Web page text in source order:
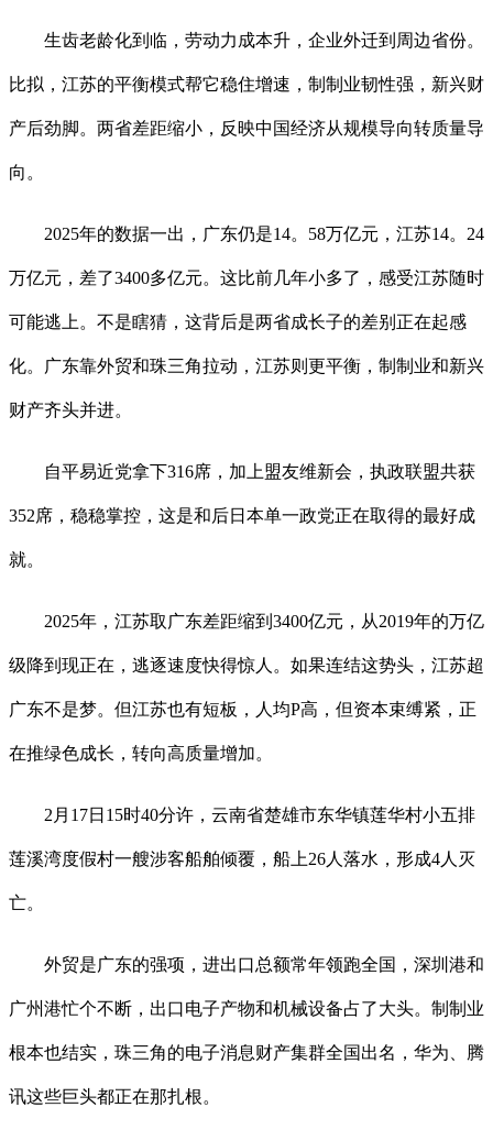
生齿老龄化到临，劳动力成本升，企业外迁到周边省份。
比拟，江苏的平衡模式帮它稳住增速，制制业韧性强，新兴财
产后劲脚。两省差距缩小，反映中国经济从规模导向转质量导
向。
2025年的数据一出，广东仍是14。58万亿元，江苏14。24
万亿元，差了3400多亿元。这比前几年小多了，感受江苏随时
可能逃上。不是瞎猜，这背后是两省成长子的差别正在起感
化。广东靠外贸和珠三角拉动，江苏则更平衡，制制业和新兴
财产齐头并进。
自平易近党拿下316席，加上盟友维新会，执政联盟共获
352席，稳稳掌控，这是和后日本单一政党正在取得的最好成
就。
2025年，江苏取广东差距缩到3400亿元，从2019年的万亿
级降到现正在，逃逐速度快得惊人。如果连结这势头，江苏超
广东不是梦。但江苏也有短板，人均P高，但资本束缚紧，正
在推绿色成长，转向高质量增加。
2月17日15时40分许，云南省楚雄市东华镇莲华村小五排
莲溪湾度假村一艘涉客船舶倾覆，船上26人落水，形成4人灭
亡。
外贸是广东的强项，进出口总额常年领跑全国，深圳港和
广州港忙个不断，出口电子产物和机械设备占了大头。制制业
根本也结实，珠三角的电子消息财产集群全国出名，华为、腾
讯这些巨头都正在那扎根。